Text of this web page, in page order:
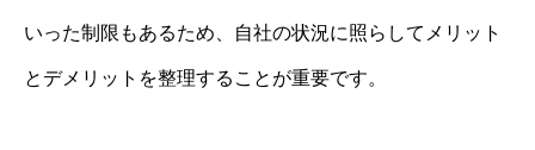
いった制限もあるため、自社の状況に照らしてメリット
とデメリットを整理することが重要です。